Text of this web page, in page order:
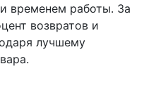
временем работы. За
возвратов и
лучшему